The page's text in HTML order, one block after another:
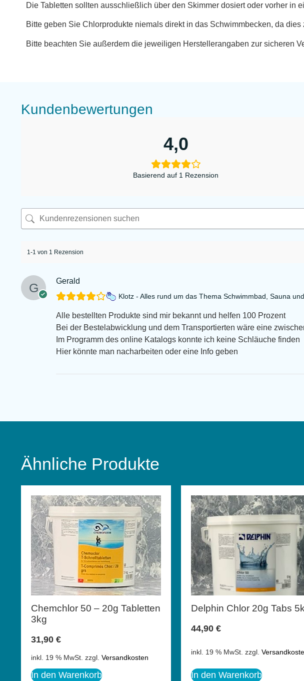
Die Tabletten sollten ausschließlich über den Skimmer dosiert oder vorher in
Bitte geben Sie Chlorprodukte niemals direkt in das Schwimmbecken, da
Bitte beachten Sie außerdem die jeweiligen Herstellerangaben zur sicheren
Kundenbewertungen
4,0
Basierend auf 1 Rezension
1-1 von 1 Rezension
Gerald
Klotz - Alles rund um das Thema Schwimmbad, Sauna
Alle bestellten Produkte sind mir bekannt und helfen 100 Prozent
Bei der Bestelabwicklung und dem Transportierten wäre eine
Im Programm des online Katalogs konnte ich keine Schläuche finden
Hier könnte man nacharbeiten oder eine Info geben
Ähnliche Produkte
Chemchlor 50 – 20g Tabletten
3kg
31,90 €
inkl. 19 % MwSt. zzgl. Versandkosten
In den Warenkorb
Delphin Chlor 20g Tabs
44,90 €
inkl. 19 % MwSt. zzgl.
In den Warenkorb